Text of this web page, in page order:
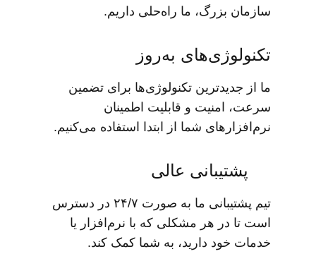
سازمان بزرگ، ما راه‌حلی داریم.
تکنولوژی‌های به‌روز
ما از جدیدترین تکنولوژی‌ها برای تضمین
سرعت، امنیت و قابلیت اطمینان
نرم‌افزارهای شما از ابتدا استفاده می‌کنیم.
پشتیبانی عالی
تیم پشتیبانی ما به صورت ۲۴/۷ در دسترس
است تا در هر مشکلی که با نرم‌افزار یا
خدمات خود دارید، به شما کمک کند.